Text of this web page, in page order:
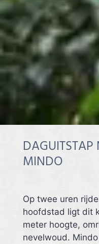
MINDO
Op twee uren
hoofdstad ligt dit
meter hoogte,
nevelwoud.